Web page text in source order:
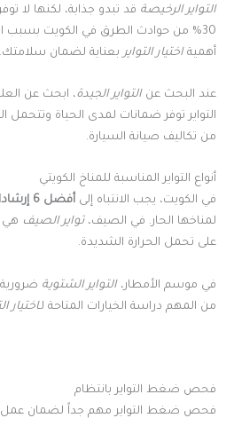
التواير الرخيصة قد تبدو جذابة، لكنها لا
30% من حوادث الطرق في الكويت بسبب الإطارات المثقوبة
أهمية اختيار التواير بعناية لضمان سلامتك.
عند البحث عن التواير الجيدة، ابحث عن
التواير توفر ضمانات لمدى الحياة وتتحمل
من تكاليف صيانة السيارة.
أنواع التواير المناسبة للمناخ الكويتي
في الكويت، يجب الانتباه إلى أفضل 6 إرشادات للعناية بالتواير المناسبة
لمناخها الحار. في الصيف،تواير الصيف هي
على تحمل الحرارة الشديدة.
في موسم الأمطار، التواير الشتوية
من المهم دراسة الخيارات المتاحة لـاختيار
فحص ضغط التواير بانتظام
فحص ضغط التواير مهم جداً لضمان